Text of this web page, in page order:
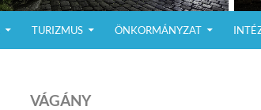
TURIZMUS ÖNKORMÁNYZAT
VÁGÁNY